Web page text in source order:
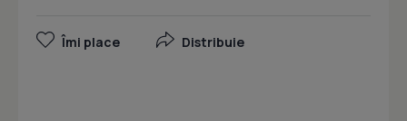
Îmi place Distribuie